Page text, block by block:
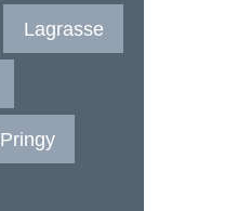
Lagrasse
Pringy